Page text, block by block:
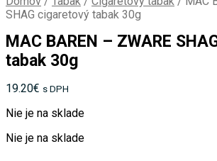
SHAG cigaretový tabak 30g
MAC BAREN – ZWARE
tabak 30g
19.20€ s DPH
Nie je na sklade
Nie je na sklade